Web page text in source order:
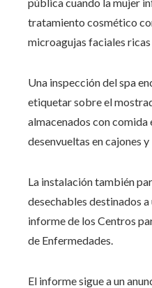
tratamiento cosmético
microagujas faciales
Una inspección del spa
etiquetar sobre el
almacenados con
desenvueltas en cajones
La instalación también
desechables destinados a
informe de los Centros
de Enfermedades.
El informe sigue a un